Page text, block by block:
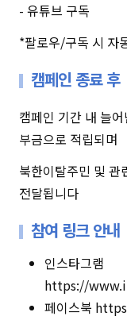
- 유튜브 구독
*팔로우/구독 시 자
캠페인 종료 후
캠페인 기간 내 늘
부금으로 적립되며
북한이탈주민 및 관
전달됩니다
참여 링크 안내
인스타그램
https://
페이스북